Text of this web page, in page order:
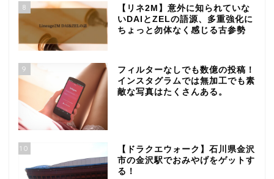
8
【リネ2M】意外に知られていな
いDAIとZELの語源、多重強化に
ちょっと勿体なく感じる古参勢
9
フィルターなしでも数億の投稿！
インスタグラムでは無加工でも素
敵な写真はたくさんある。
10
【ドラクエウォーク】石川県金沢
市の金沢駅でおみやげをゲットす
る！